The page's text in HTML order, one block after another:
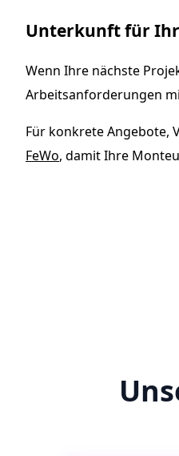
Unterkunft für
Wenn Ihre nächste
Arbeitsanforderungen
Für konkrete Angebote,
FeWo, damit Ihre